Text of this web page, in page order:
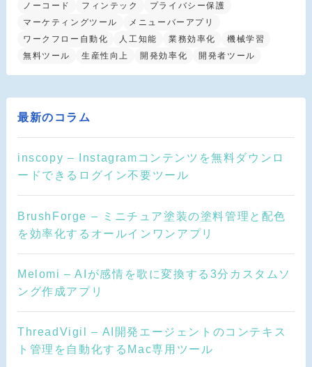
ノーコード
フィンテック
プライバシー保護
マーケティングツール
メニューバーアプリ
ワークフロー自動化
人工知能 業務効率化
機械学習
無料ツール
生産性向上 開発効率化 開発者ツール
最新のコラム
inscopy – Instagramコンテンツを無料ダウンロ
ードできるログイン不要ツール
BrushForge – ミニチュア塗装の塗料管理と配色
を効率化するオールインワンアプリ
Melomi – AIが感情を歌に変換する3分カスタムソ
ング作成アプリ
ThreadVigil – AI開発エージェントのコンテキス
ト管理を自動化するMac専用ツール